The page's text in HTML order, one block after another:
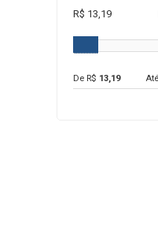
R$ 13,19
De R$ 13,19